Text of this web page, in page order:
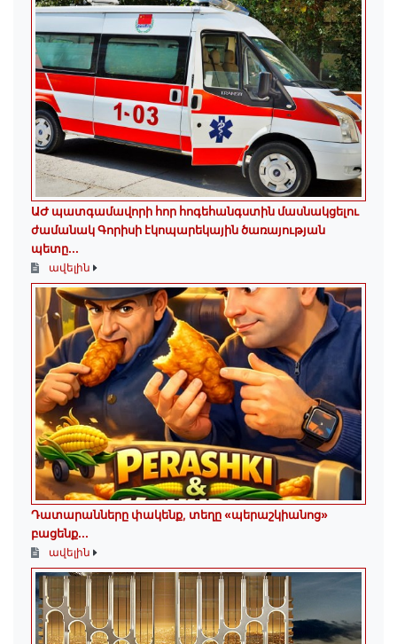
ԱԺ պատգամավորի հոր հոգեհանգստին մասնակցելու
ժամանակ Գորիսի էկոպարեկային ծառայության
պետը...
ավելին
Դատարանները փակենք, տեղը «պերաշկիանոց»
բացենք․․․
ավելին